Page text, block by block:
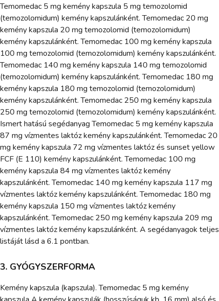
Temomedac 5 mg kemény kapszula 5 mg temozolomid
(temozolomidum) kemény kapszulánként. Temomedac 20 mg
kemény kapszula 20 mg temozolomid (temozolomidum)
kemény kapszulánként. Temomedac 100 mg kemény kapszula
100 mg temozolomid (temozolomidum) kemény kapszulánként.
Temomedac 140 mg kemény kapszula 140 mg temozolomid
(temozolomidum) kemény kapszulánként. Temomedac 180 mg
kemény kapszula 180 mg temozolomid (temozolomidum)
kemény kapszulánként. Temomedac 250 mg kemény kapszula
250 mg temozolomid (temozolomidum) kemény kapszulánként.
Ismert hatású segédanyag Temomedac 5 mg kemény kapszula
87 mg vízmentes laktóz kemény kapszulánként. Temomedac 20
mg kemény kapszula 72 mg vízmentes laktóz és sunset yellow
FCF (E 110) kemény kapszulánként. Temomedac 100 mg
kemény kapszula 84 mg vízmentes laktóz kemény
kapszulánként. Temomedac 140 mg kemény kapszula 117 mg
vízmentes laktóz kemény kapszulánként. Temomedac 180 mg
kemény kapszula 150 mg vízmentes laktóz kemény
kapszulánként. Temomedac 250 mg kemény kapszula 209 mg
vízmentes laktóz kemény kapszulánként. A segédanyagok teljes
listáját lásd a 6.1 pontban.
3. GYÓGYSZERFORMA
Kemény kapszula (kapszula). Temomedac 5 mg kemény